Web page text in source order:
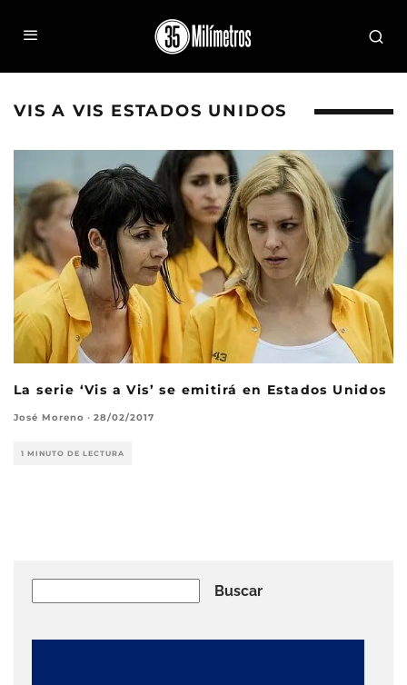
VIS A VIS ESTADOS UNIDOS
La serie ‘Vis a Vis’ se emitirá en Estados Unidos
José Moreno · 28/02/2017
1 MINUTO DE LECTURA
Buscar